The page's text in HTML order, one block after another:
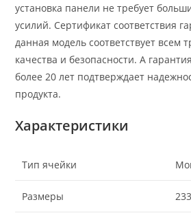
установка панели не требует
усилий. Сертификат соответствия
данная модель соответствует всем
качества и безопасности. А
более 20 лет подтверждает
продукта.
Характеристики
Тип ячейки
Размеры